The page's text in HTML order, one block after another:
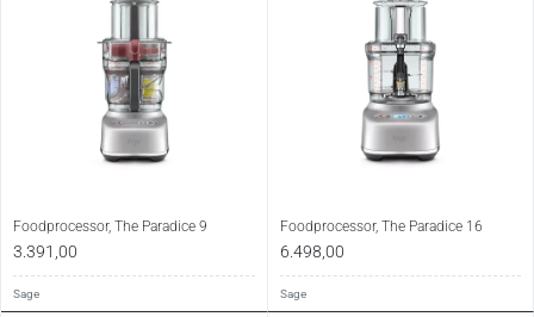
Foodprocessor, The Paradice 9
3.391,00
Sage
Foodprocessor, The Paradice 16
6.498,00
Sage